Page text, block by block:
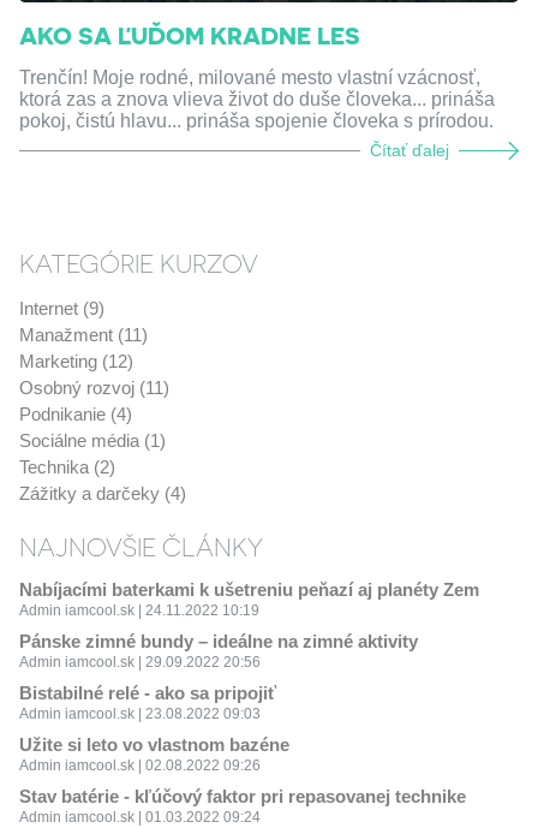
AKO SA ĽUĎOM KRADNE LES
Trenčín! Moje rodné, milované mesto vlastní vzácnosť,
ktorá zas a znova vlieva život do duše človeka... prináša
pokoj, čistú hlavu... prináša spojenie človeka s prírodou.
Čítať ďalej
KATEGÓRIE KURZOV
Internet (9)
Manažment (11)
Marketing (12)
Osobný rozvoj (11)
Podnikanie (4)
Sociálne média (1)
Technika (2)
Zážitky a darčeky (4)
NAJNOVŠIE ČLÁNKY
Nabíjacími baterkami k ušetreniu peňazí aj planéty Zem
Admin iamcool.sk | 24.11.2022 10:19
Pánske zimné bundy – ideálne na zimné aktivity
Admin iamcool.sk | 29.09.2022 20:56
Bistabilné relé - ako sa pripojiť
Admin iamcool.sk | 23.08.2022 09:03
Užite si leto vo vlastnom bazéne
Admin iamcool.sk | 02.08.2022 09:26
Stav batérie - kľúčový faktor pri repasovanej technike
Admin iamcool.sk | 01.03.2022 09:24